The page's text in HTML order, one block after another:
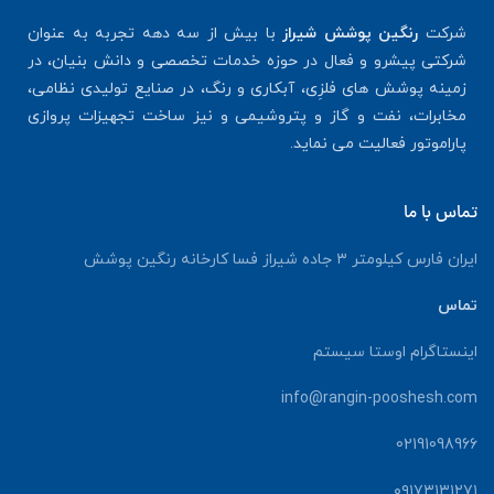
شرکت رنگین پوشش شیراز با بیش از سه دهه تجربه به عنوان
شرکتی پیشرو و فعال در حوزه خدمات تخصصی و دانش بنیان، در
زمینه پوشش های فلزِی، آبکاری و رنگ، در صنایع تولیدی نظامی،
مخابرات، نفت و گاز و پتروشیمی و نیز ساخت تجهیزات پروازی
پاراموتور فعالیت می نماید.
تماس با ما
ایران فارس کیلومتر ۳ جاده شیراز فسا کارخانه رنگین پوشش
تماس
اینستاگرام اوستا سیستم
info@rangin-pooshesh.com
02191098966